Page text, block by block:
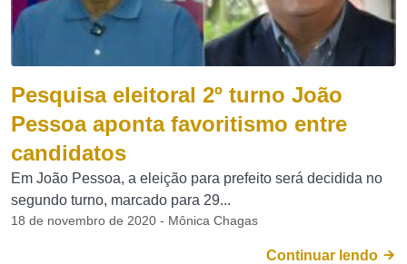
Pesquisa eleitoral 2º turno João
Pessoa aponta favoritismo entre
candidatos
Em João Pessoa, a eleição para prefeito será decidida no
segundo turno, marcado para 29...
18 de novembro de 2020 - Mônica Chagas
Continuar lendo